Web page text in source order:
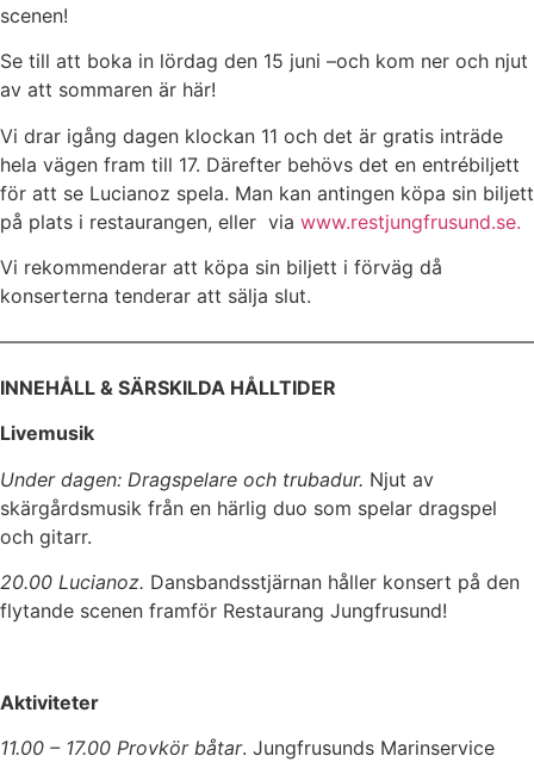
scenen!
Se till att boka in lördag den 15 juni –och kom ner och njut
av att sommaren är här!
Vi drar igång dagen klockan 11 och det är gratis inträde
hela vägen fram till 17. Därefter behövs det en entrébiljett
för att se Lucianoz spela. Man kan antingen köpa sin biljett
på plats i restaurangen, eller via www.restjungfrusund.se.
Vi rekommenderar att köpa sin biljett i förväg då
konserterna tenderar att sälja slut.
INNEHÅLL & SÄRSKILDA HÅLLTIDER
Livemusik
Under dagen: Dragspelare och trubadur. Njut av
skärgårdsmusik från en härlig duo som spelar dragspel
och gitarr.
20.00 Lucianoz. Dansbandsstjärnan håller konsert på den
flytande scenen framför Restaurang Jungfrusund!
Aktiviteter
11.00 – 17.00 Provkör båtar. Jungfrusunds Marinservice